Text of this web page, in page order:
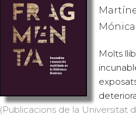
Mónica
Molts
(Publicacions de la Universitat